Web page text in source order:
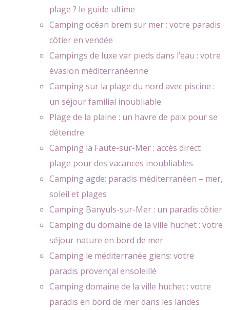
plage ? le guide ultime
Camping océan brem sur mer : votre paradis
côtier en vendée
Campings de luxe var pieds dans l’eau : votre
évasion méditerranéenne
Camping sur la plage du nord avec piscine :
un séjour familial inoubliable
Plage de la plaine : un havre de paix pour se
détendre
Camping la Faute-sur-Mer : accès direct
plage pour des vacances inoubliables
Camping agde: paradis méditerranéen – mer,
soleil et plages
Camping Banyuls-sur-Mer : un paradis côtier
Camping du domaine de la ville huchet : votre
séjour nature en bord de mer
Camping le méditerranée giens: votre
paradis provençal ensoleillé
Camping domaine de la ville huchet : votre
paradis en bord de mer dans les landes